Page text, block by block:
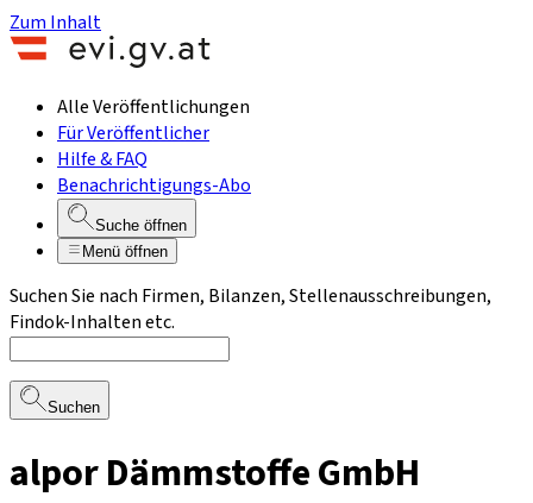
Zum Inhalt
Alle Veröffentlichungen
Für Veröffentlicher
Hilfe & FAQ
Benachrichtigungs-Abo
Suche öffnen
Menü öffnen
Suchen Sie nach Firmen, Bilanzen, Stellenausschreibungen,
Findok-Inhalten etc.
Suchen
alpor Dämmstoffe GmbH